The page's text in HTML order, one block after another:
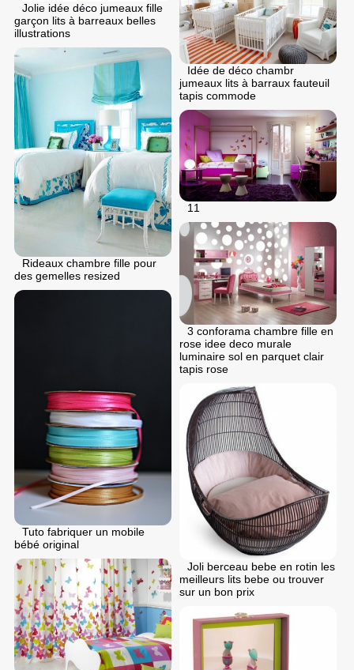
Jolie idée déco jumeaux fille
garçon lits à barreaux belles
illustrations
Idée de déco chambr
jumeaux lits à barraux fauteuil
tapis commode
Rideaux chambre fille pour
des gemelles resized
11
3 conforama chambre fille en
rose idee deco murale
luminaire sol en parquet clair
tapis rose
Tuto fabriquer un mobile
bébé original
Joli berceau bebe en rotin les
meilleurs lits bebe ou trouver
sur un bon prix